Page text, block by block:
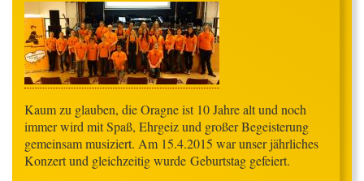
Kaum zu glauben, die Oragne ist 10 Jahre alt und noch
immer wird mit Spaß, Ehrgeiz und großer Begeisterung
gemeinsam musiziert. Am 15.4.2015 war unser jährliches
Konzert und gleichzeitig wurde Geburtstag gefeiert.